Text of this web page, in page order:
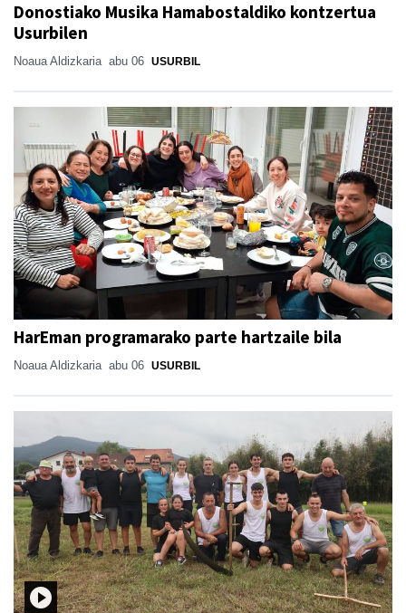
Donostiako Musika Hamabostaldiko kontzertua
Usurbilen
Noaua Aldizkaria abu 06 USURBIL
HarEman programarako parte hartzaile bila
Noaua Aldizkaria abu 06 USURBIL